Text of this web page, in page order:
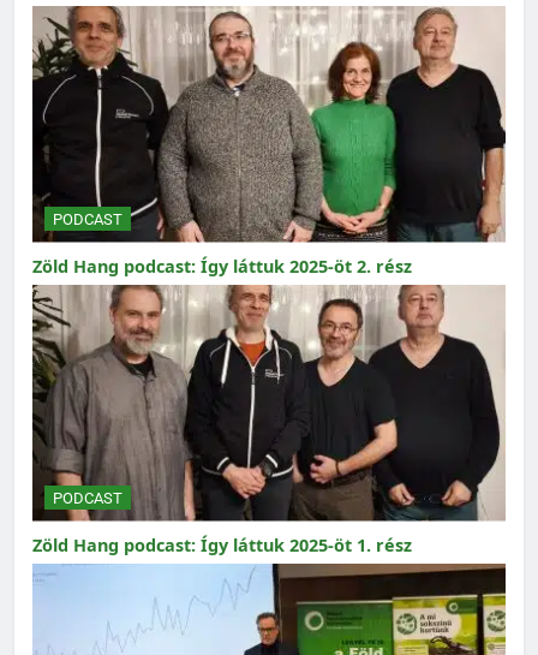
PODCAST
Zöld Hang podcast: Így láttuk 2025-öt 2. rész
PODCAST
Zöld Hang podcast: Így láttuk 2025-öt 1. rész